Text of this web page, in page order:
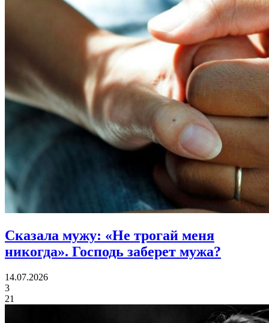
Сказала мужу: «Не трогай меня
никогда». Господь заберет мужа?
14.07.2026
3
21